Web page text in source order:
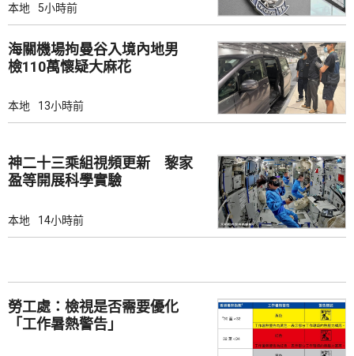
本地 5小時前
海關機場拘曼谷入境內地男
檢110萬懷疑大麻花
本地 13小時前
神二十三乘組視頻更新 黎家
盈等開展科學實驗
本地 14小時前
勞工處：檢視是否需要優化
「工作暑熱警告」